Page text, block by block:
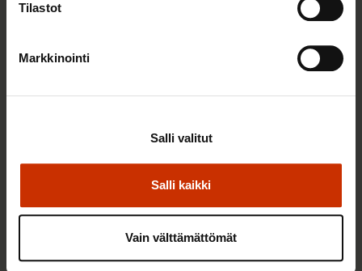
Tilastot
Markkinointi
Salli kaikki
Salli valitut
Vain välttämättömät
Mikä muuttui määräaikaisissa työsuhteissa? Lue
juristin vastaukset!
TASA-ARVO JA YHDENVERTAISUUS